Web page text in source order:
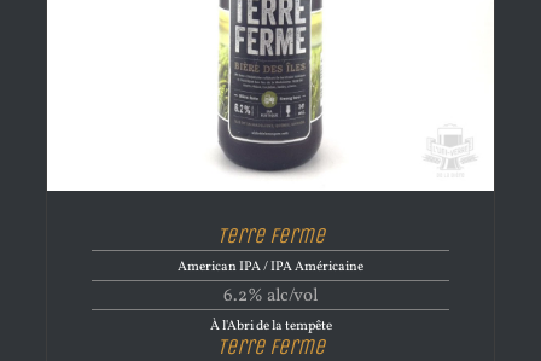
Terre Ferme
American IPA / IPA Américaine
6.2% alc/vol
À l'Abri de la tempête
Terre Ferme